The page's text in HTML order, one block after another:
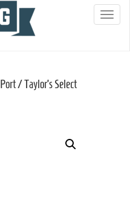
S
Port/ Taylor’s Select